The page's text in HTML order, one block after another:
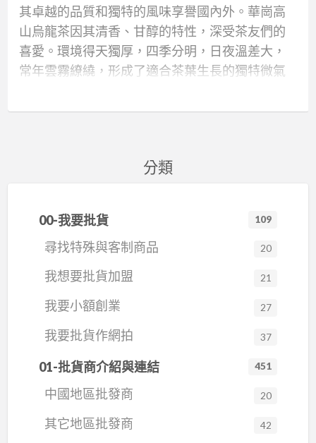
茶,
其卓越的品質和獨特的風味享譽國內外。華崗高
山烏龍茶因其清香、甘醇的特性，深受茶友們的
喜愛。環境得天獨厚，四季分明，日夜溫差大，
常年雲霧繚繞，形成了適合茶葉生長的獨特微氣
高，為茶樹提供了充足的水分和養分。土壤肥
良好，無污染，確保了茶葉的天然純淨。
茶工藝，成就了其獨特的品質和風味。無論是日
常飲用還是招待賓客，都是一款不可多得的佳
都能體驗到來自高山的清新和自然的美妙。
樂菁茶業 服務窗口都在這裡，快速簡單又方便，
趕快加起來！ 1. #認識樂菁，多年用心在茶產業的
官網 https://leqingtea.com.tw 2. 樂菁茶業youtube
頻道：
芷系列，命名為東方不荖，荖葉手工皂特色為採
用蒸餾萃取荖葉精質，以100%荖葉純露入皂，以
冷製皂Cold Process 方式手工打皂，按照皂籽瓏一
貫的馬賽皂油重比例，採用知名品牌老樹EV級橄
種膚質。
您製作優質的皂籽瓏手工皂。
油重72%、乳木果油、椰子油 鹼水成份：荖葉蒸
列手工皂採用純天然植物油，添加 菁菜園 Qing
Garden植物工廠土耕海茴香萃取純露，按馬賽皂
比例），提供肌膚最滋潤的呵護，採用冷製皂工
藝，每顆皂都經過數週的熟成，純手工製皂。
用為家人製皂的初衷，純手工，以時間換得優質
的手工皂產品。配方清楚單純，一鍋一鍋手工打
皂，一塊一塊靜置晾皂，我們相信皂籽瓏手工皂
產自銷 中興大學、成功大學、CAS有機三認證 #高
山茶批發 #高山茶量販 #品質安全第一 #各縣市茶
行最佳合作夥伴！作茶葉生意，講求茶葉質量與
服務效率！無論您量多量少，您需要質量穩定、
出囗國外及中國大陸。 #樂菁茶業批發的倉庫就是
絕！ #2018春茶已入厙歡迎來批發 1. 批發的品種
#玉山茶區 #杉林溪茶區 #合歡山茶區 #梨山茶區 大
禹嶺、福壽山、華岡、梨山、翠蠻、翠峰、慈
峰、屯原、高峰、奇萊山、盧山、龍鳳峽 、羊
灣、大阿里山系⋯⋯等歡迎來電洽詢 3. #高山綠茶
#高山烏龍茶 #高山紅茶 等 4. 樂菁茶業的倉庫就是
茶行夥伴的倉庫，只要是台灣好茶都有批發，#免
除掉大量囤貨及保存貨物的風險。
樂菁慈恩製茶廠位於南投仁愛茶區 茶廠地址：南
投縣仁愛鄉大同村高峰巷69號 桃園總部：桃園市
桃園區春日路232號 服務電話： 0800-008-586
灣之最的大禹嶺 #福壽山的樣子 #華岡的力行 #梨
山的山水 #龍鳳峽的峽谷 #慈峰的甜柿 #高峰的最
高 #杉林溪的十二生肖 #高海拨的金萱 #阿里山的
小火車 #拉拉山的夫妻 #日月潭的十八美人 #回味
木.........還有很多很多 您曾喝過的會有幾種， 每座
契及經驗 樂菁要給您的是，單一、新鮮、原味、
以給大家的保障及服務 （1）沒有試喝，怕品質踩
到地雷。試喝完了，結果訂購寄過來的又不一
樣！ （2）擔心茶葉的來源產地或者是不是進口
茶！ （3）價格不公開、不透明，怕買貴了！
（4）沒有實體店面，有問題了，不知道要找誰，
找到人了也無法退費，沒有鑑賞期的保障！ （5）
茶葉是否符合食品安全標準，有檢驗報告嗎？
（6）茶葉變質的問題，放置一段時間就走味了，
怎麼辦？
#樂菁茶找人、#一試成主顧 #樂菁人找茶、#健康
壽山農場邊 #華岡4區 #梨山 秋茶特色：重香氣、
高海拨、高品質、低單價 歡迎私訊或來電洽詢：
0980859999 #高山茶批發 #高山茶量販 #品質安全
第一 #各縣市茶行最佳合作夥伴！作茶葉生意，講
要質量穩定、價格具競爭力，供貨貨源充足的 #樂
批發銷售。讓您好作生意，高品質好貨色讓您的
各地茶行批發需求。 2. 茶葉批發的茶區為 #阿里山
茶區 #玉山茶區 #杉林溪茶區 #合歡山茶區 #梨山茶
區 大禹嶺、福壽山、華岡、梨山、翠蠻、翠峰、
慈峰、屯原、高峰、奇萊山、盧山、龍鳳峽 、羊
灣、大阿里山系⋯⋯等歡迎來電洽詢 3. #高山綠茶
#高山烏龍茶 #高山紅茶 等 4. 樂菁茶業的倉庫就是
茶行夥伴的倉庫，只要是台灣好茶都有批發，#免
除掉大量囤貨 樂菁慈恩製茶廠位於南投仁愛茶區
茶廠地址：南投縣仁愛鄉大同村高峰巷69號 桃園
園市中正路931號(大興西路交…
果訂購寄過來的又不一樣！ （2）擔心茶葉的來源
產地或者是不是進口茶！ （3）價格不公開、不透
明，怕買貴了！ （4）沒有實體店面，有問題了，
不知道要找誰，找到人了也無法退費，沒有鑑賞
檢驗報告嗎？ （6）茶葉變質的問題，放置一段時
樂菁茶找人、一試成主顧 樂菁人找茶、健康又安
看看樂菁對消費者的保障： （1）2000萬產品責
滿意十天內，包退包換！ （3）茶廠直營，品質保
證！ （4）批發零售，明碼實價，價格實在！
在採收季節，直營茶廠開放預約參觀茶園及製茶
流程。 （7）批發總部與旗艦店的營業時段，歡迎
門市或茶廠的朋友們，開放寄送茶樣免費（酌收
100元黑貓宅配費用）。 （9）各項檢驗報告，茶
旗下各網路平台與您分享。
分類
00-我要批貨 109
尋找特殊與客制商品 20
我想要批貨加盟 21
我要小額創業 27
我要批貨作網拍 37
01-批貨商介紹與連結 451
中國地區批發商 20
其它地區批發商 42